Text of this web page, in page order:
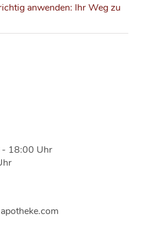
anwenden: Ihr Weg zu
- 18:00 Uhr